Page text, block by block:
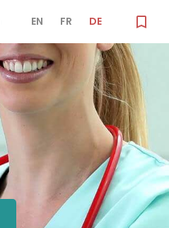
EN FR DE